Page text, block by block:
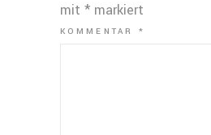
mit * markiert
KOMMENTAR*